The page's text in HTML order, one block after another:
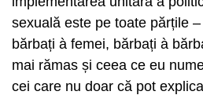
sexuală este pe toate părțile
bărbați à femei, bărbați à
mai rămas și ceea ce eu
cei care nu doar că pot